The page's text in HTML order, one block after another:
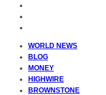
WORLD NEWS
BLOG
MONEY
HIGHWIRE
BROWNSTONE